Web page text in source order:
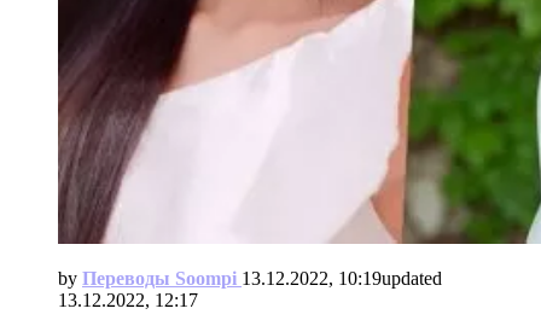
by Переводы Soompi 13.12.2022, 10:19updated
13.12.2022, 12:17